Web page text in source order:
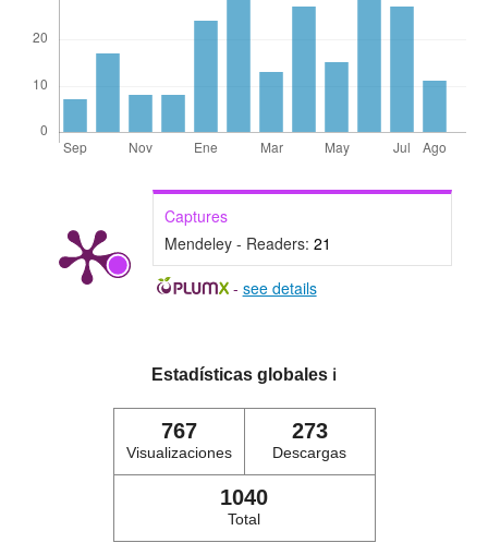
Captures
Mendeley - Readers: 21
- see details
Estadísticas globales ℹ️
767
Visualizaciones
273
Descargas
1040
Total